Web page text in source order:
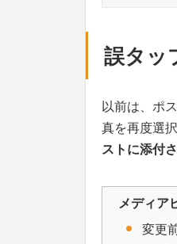
誤タッ
以前は、ポ
真を再度選
ストに添付
メディア
変更